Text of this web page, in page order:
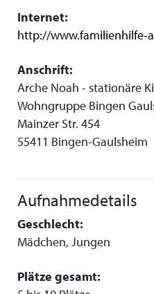
Internet:
http://www.familienhilfe-
Anschrift:
Arche Noah - stationäre
Wohngruppe Bingen
Mainzer Str. 454
55411 Bingen-Gaulsheim
Aufnahmedetails
Geschlecht:
Mädchen, Jungen
Plätze gesamt: